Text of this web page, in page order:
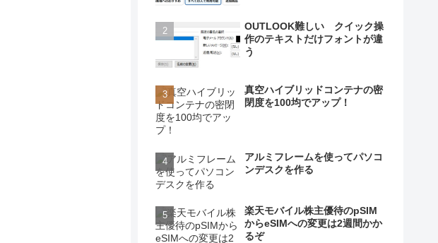
OUTLOOK難しい クイック操
作のテキストだけフォントが違
う
真空ハイブリッドコンテナの密
閉度を100均でアップ！
アルミフレームを使ってパソコ
ンデスクを作る
楽天モバイル株主優待のpSIM
からeSIMへの変更は2週間かか
るぞ